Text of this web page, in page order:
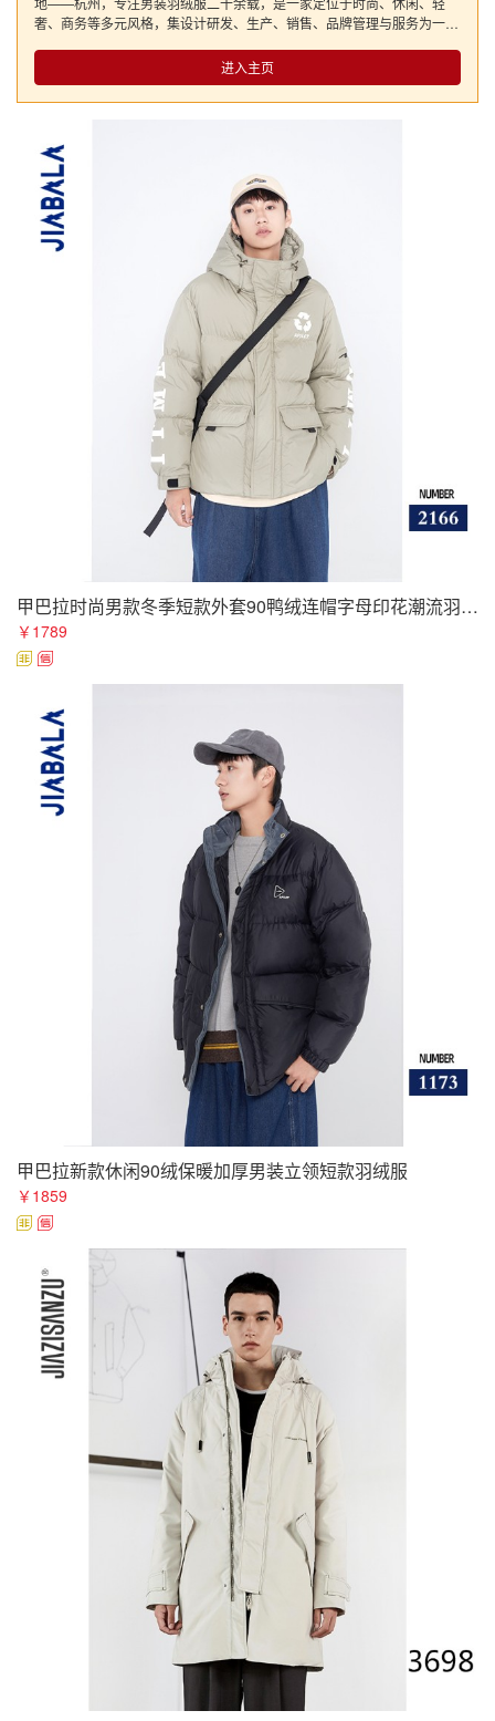
奢、商务等多元风格，集设计研发、生产、销售、品牌管理与服务为一体
的服饰风格，每一个匠心独具的设计，每一个力求完美的细节，只为让每
一件羽绒服都能成为一件艺术品。
进入主页
甲巴拉时尚男款冬季短款外套90鸭绒连帽字母印花潮流羽绒服
￥1789
甲巴拉新款休闲90绒保暖加厚男装立领短款羽绒服
￥1859